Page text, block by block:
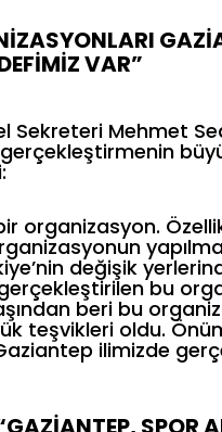
VAR”
Sekreteri Mehmet
gerçekleştirmenin
organizasyon.
değişik
bu
beri bu
teşvikleri oldu.
ilimizde